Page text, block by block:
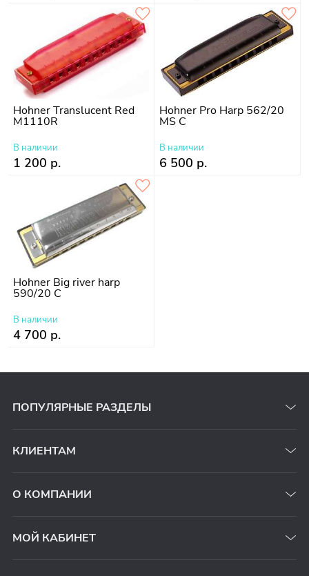
Hohner Translucent Red
M1110R
В наличии
1 200 р.
Hohner Pro Harp 562/20
MS C
В наличии
6 500 р.
Hohner Big river harp
590/20 C
В наличии
4 700 р.
ПОПУЛЯРНЫЕ РАЗДЕЛЫ
КЛИЕНТАМ
О КОМПАНИИ
МОЙ КАБИНЕТ